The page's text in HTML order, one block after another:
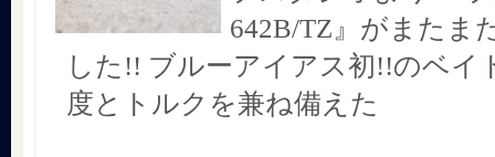
642B/TZ』がまたま
した!! ブルーアイアス初!!のベイ
度とトルクを兼ね備えた